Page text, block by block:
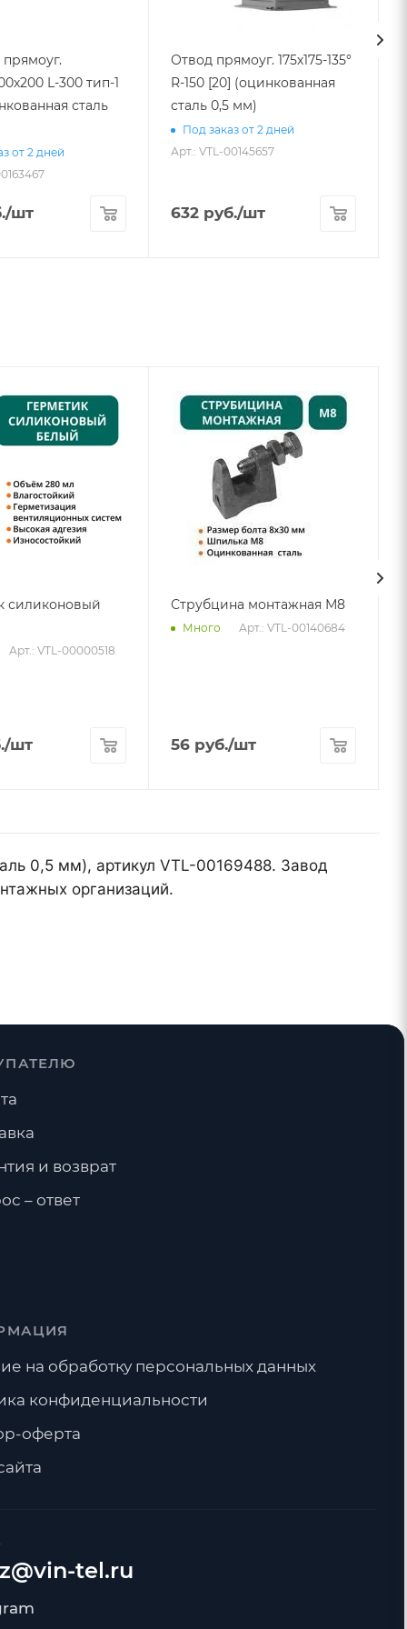
L-300 тип-1
сталь
от 2 дней
/шт
Отвод прямоуг. 175х175-135°
R-150 [20] (оцинкованная
сталь 0,5 мм)
Под заказ от 2 дней
Арт.: VTL-00145657
632 руб./шт
силиконовый
Арт.: VTL-00000518
/шт
Струбцина монтажная М8
Много Арт.: VTL-00140684
56 руб./шт
0,5 мм), артикул VTL-00169488. Завод
организаций.
tel.ru
и возврат
– ответ
на обработку персональных данных
конфиденциальности
оферта